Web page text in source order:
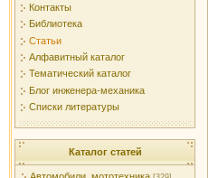
Контакты
Библиотека
Статьи
Алфавитный каталог
Тематический каталог
Блог инженера-механика
Списки литературы
Каталог статей